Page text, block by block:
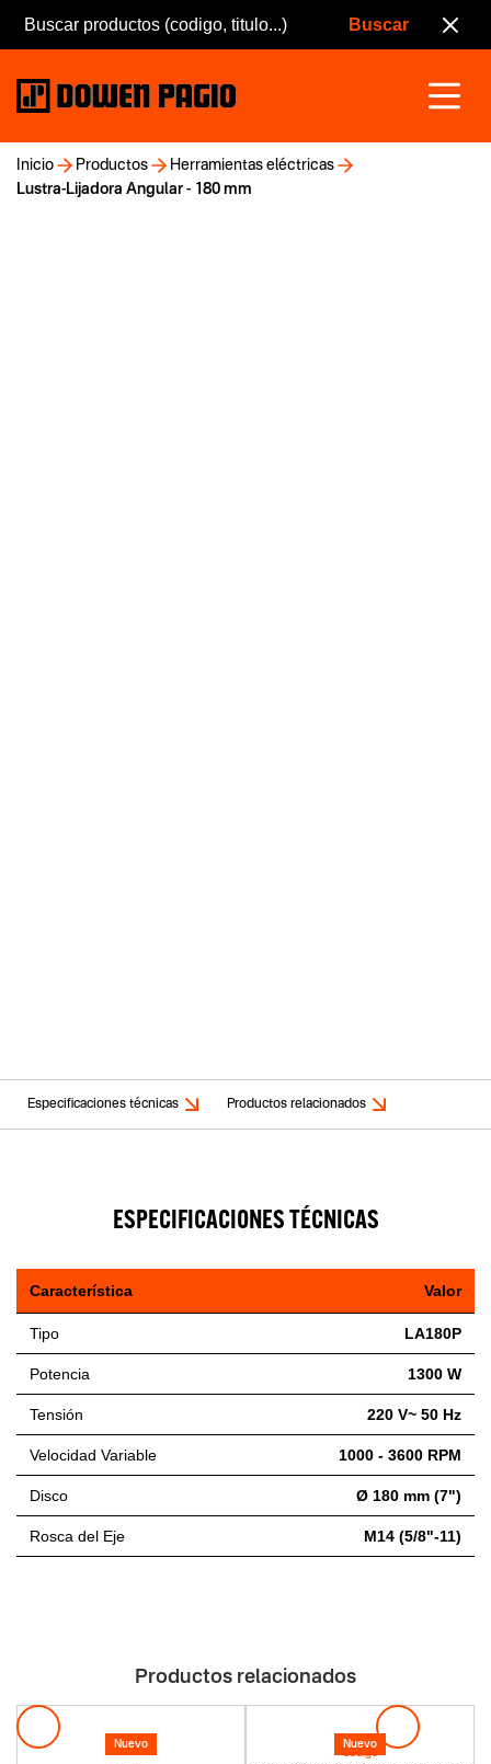
Inicio Productos
Herramientas eléctricas
Lustra-Lijadora Angular - 180 mm
Especificaciones técnicas Productos relacionados
ESPECIFICACIONES TÉCNICAS
Característica Valor
Tipo LA180P
Potencia 1300 W
Tensión 220 V~ 50 Hz
Velocidad Variable 1000 - 3600 RPM
Disco Ø 180 mm (7")
Rosca del Eje M14 (5/8"-11)
Productos relacionados
Nuevo Nuevo
Codigo